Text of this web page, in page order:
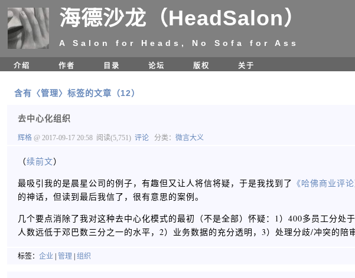
海德沙龙（HeadSalon）
A Salon for Heads, No Sofa for Ass
介绍
作者 目录 论坛 版权 关于
含有〈管理〉标签的文章（12）
去中心化组织
辉格 @ 2017-09-17 20:58 阅读(5,751) 评论 分类： 微言大义
（续前文）
最吸引我的是晨星公司的例子，有趣但又让人将信将疑，于是我找到了 《哈佛商业评
的神话，但读到最后我信了，很有意思的案例。 ​​​​
几个要点消除了我对这种去中心化模式的最初（不是全部）怀疑：1）400多员工分
人数远低于邓巴数三分之一的水平，2）业务数据的充分透明，3）处理分歧/冲突的陪
标签： 企业 管理 组织